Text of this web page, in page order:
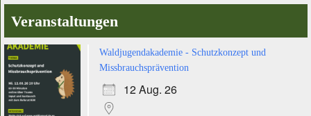
Veranstaltungen
Waldjugendakademie - Schutzkonzept und
Missbrauchsprävention
12 Aug. 26